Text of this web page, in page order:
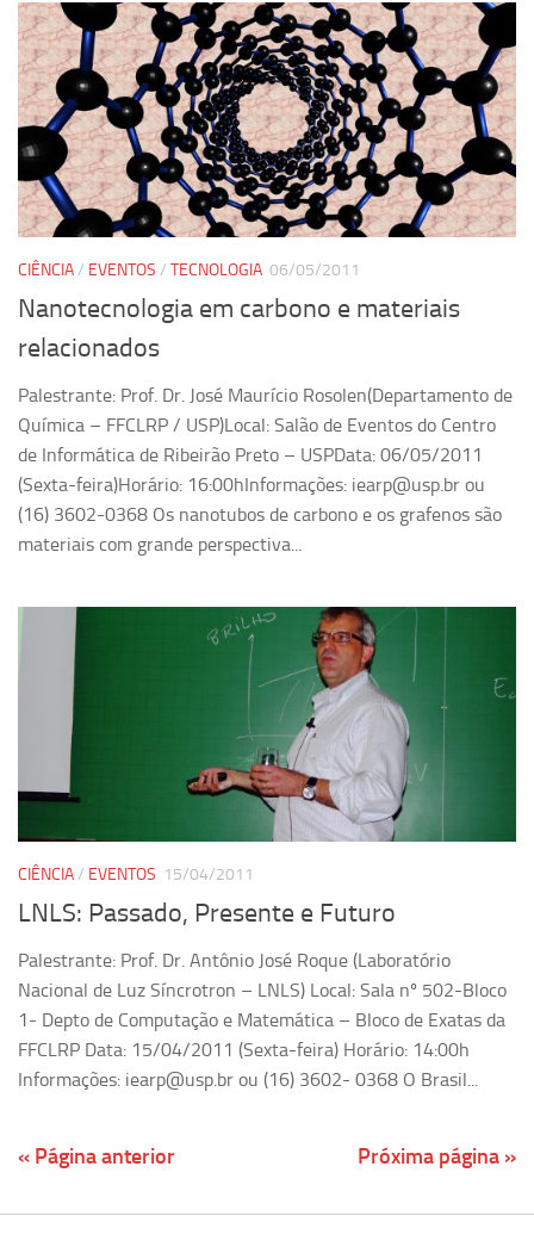
CIÊNCIA/ EVENTOS / TECNOLOGIA 06/05/2011
Nanotecnologia em carbono e materiais
relacionados
Palestrante: Prof. Dr. José Maurício Rosolen(Departamento de
Química – FFCLRP / USP)Local: Salão de Eventos do Centro
de Informática de Ribeirão Preto – USPData: 06/05/2011
(Sexta-feira)Horário: 16:00hInformações: iearp@usp.br ou
(16) 3602-0368 Os nanotubos de carbono e os grafenos são
materiais com grande perspectiva...
CIÊNCIA/ EVENTOS 15/04/2011
LNLS: Passado, Presente e Futuro
Palestrante: Prof. Dr. Antônio José Roque (Laboratório
Nacional de Luz Síncrotron – LNLS) Local: Sala nº 502-Bloco
1- Depto de Computação e Matemática – Bloco de Exatas da
FFCLRP Data: 15/04/2011 (Sexta-feira) Horário: 14:00h
Informações: iearp@usp.br ou (16) 3602- 0368 O Brasil...
« Página anterior Próxima página »